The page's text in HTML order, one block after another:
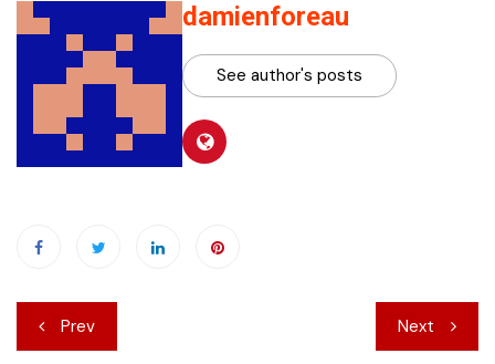
damienforeau
See author's posts
Navigation
Prev Next